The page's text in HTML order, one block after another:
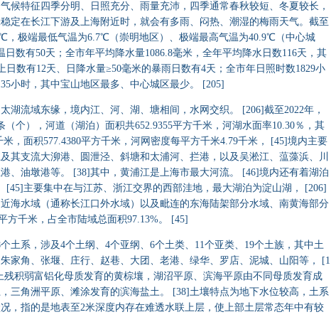
特征四季分明、日照充分、雨量充沛，四季通常春秋较短、冬夏较长，
定在长江下游及上海附近时，就会有多雨、闷热、潮湿的梅雨天气。截至
，极端最低气温为6.7℃（崇明地区）、极端最高气温为40.9℃（中心城
数有50天；全市年平均降水量1086.8毫米，全年平均降水日数116天，其
日数有12天、日降水量≥50毫米的暴雨日数有4天；全市年日照时数1829小
小时，其中宝山地区最多、中心城区最少。 [205]
流域东缘，境内江、河、湖、塘相间，水网交织。 [206]截至2022年，
（个），河道（湖泊）面积共652.9355平方千米，河湖水面率10.30％，其
米，面积577.4380平方千米，河网密度每平方千米4.79千米， [45]境内主要
其支流大泖港、圆泄泾、斜塘和太浦河、拦港，以及吴淞江、蕰藻浜、川
、油墩港等。 [38]其中，黄浦江是上海市最大河流。 [46]境内还有着湖泊
[45]主要集中在与江苏、浙江交界的西部洼地，最大湖泊为淀山湖， [206]
海水域（通称长江口外水域）以及毗连的东海陆架部分水域、南黄海部分
方千米，占全市陆域总面积97.13%。 [45]
系，涉及4个土纲、4个亚纲、6个土类、11个亚类、19个土族，其中土
家角、张堰、庄行、赵巷、大团、老港、绿华、罗店、泥城、山阳等， [1
积弱富铝化母质发育的黄棕壤，湖沼平原、滨海平原由不同母质发育成
三角洲平原、滩涂发育的滨海盐土。 [38]土壤特点为地下水位较高，土系
，指的是地表至2米深度内存在难透水联上层，使上部土层常态年中有较